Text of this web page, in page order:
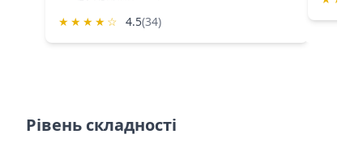
★ ★ ★ ★ ☆ 4.5(34)
Рівень складності